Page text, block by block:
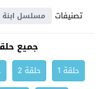
تصنيفات
مسلسل ابنة
جميع
حلقة 1 حلقة 2